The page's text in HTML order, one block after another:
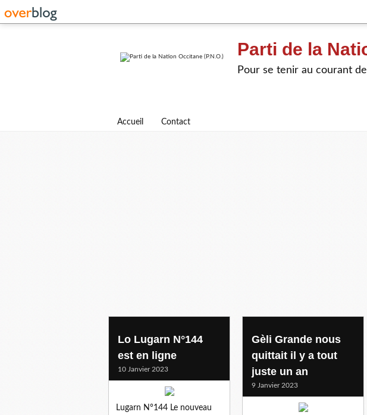
Parti de la
Pour se tenir au courant
Accueil Contact
Lo Lugarn N°144
est en ligne
10 Janvier 2023
Lugarn N°144 Le nouveau
Gèli Grande nous
quittait il y a tout
juste un an
9 Janvier 2023